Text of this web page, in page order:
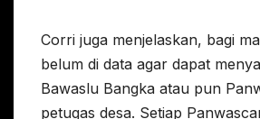
Corri juga menjelaskan, bagi
belum di data agar dapat
Bawaslu Bangka atau pun
petugas desa. Setiap